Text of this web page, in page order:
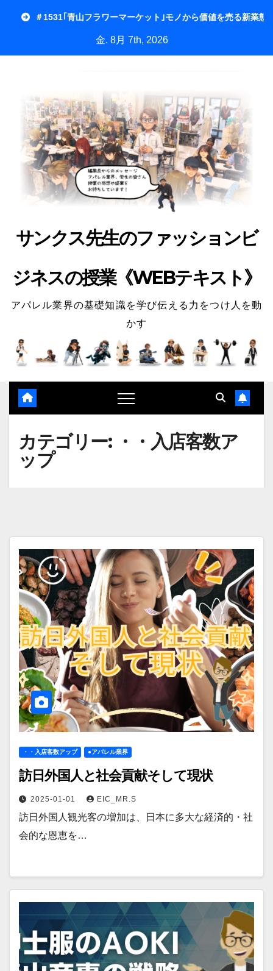
＃1531｢青山フラワーマーケット｣モノから価値を売る新業態
金. 8月 7th, 2026
サンクス先生のファッションビ
ジネスの授業《WEBテキスト》
アパレル業界の基礎知識を学び伝える力をつけ人を動
かす
カテゴリー: ・・入店客数ア
ップ
・・入店客数アップ ●アパレル業界
訪日外国人と社会貢献そして現状
2025-01-01 EIC_MR.S
訪日外国人観光客の増加は、日本に多大な経済的・社
会的な恩恵を…